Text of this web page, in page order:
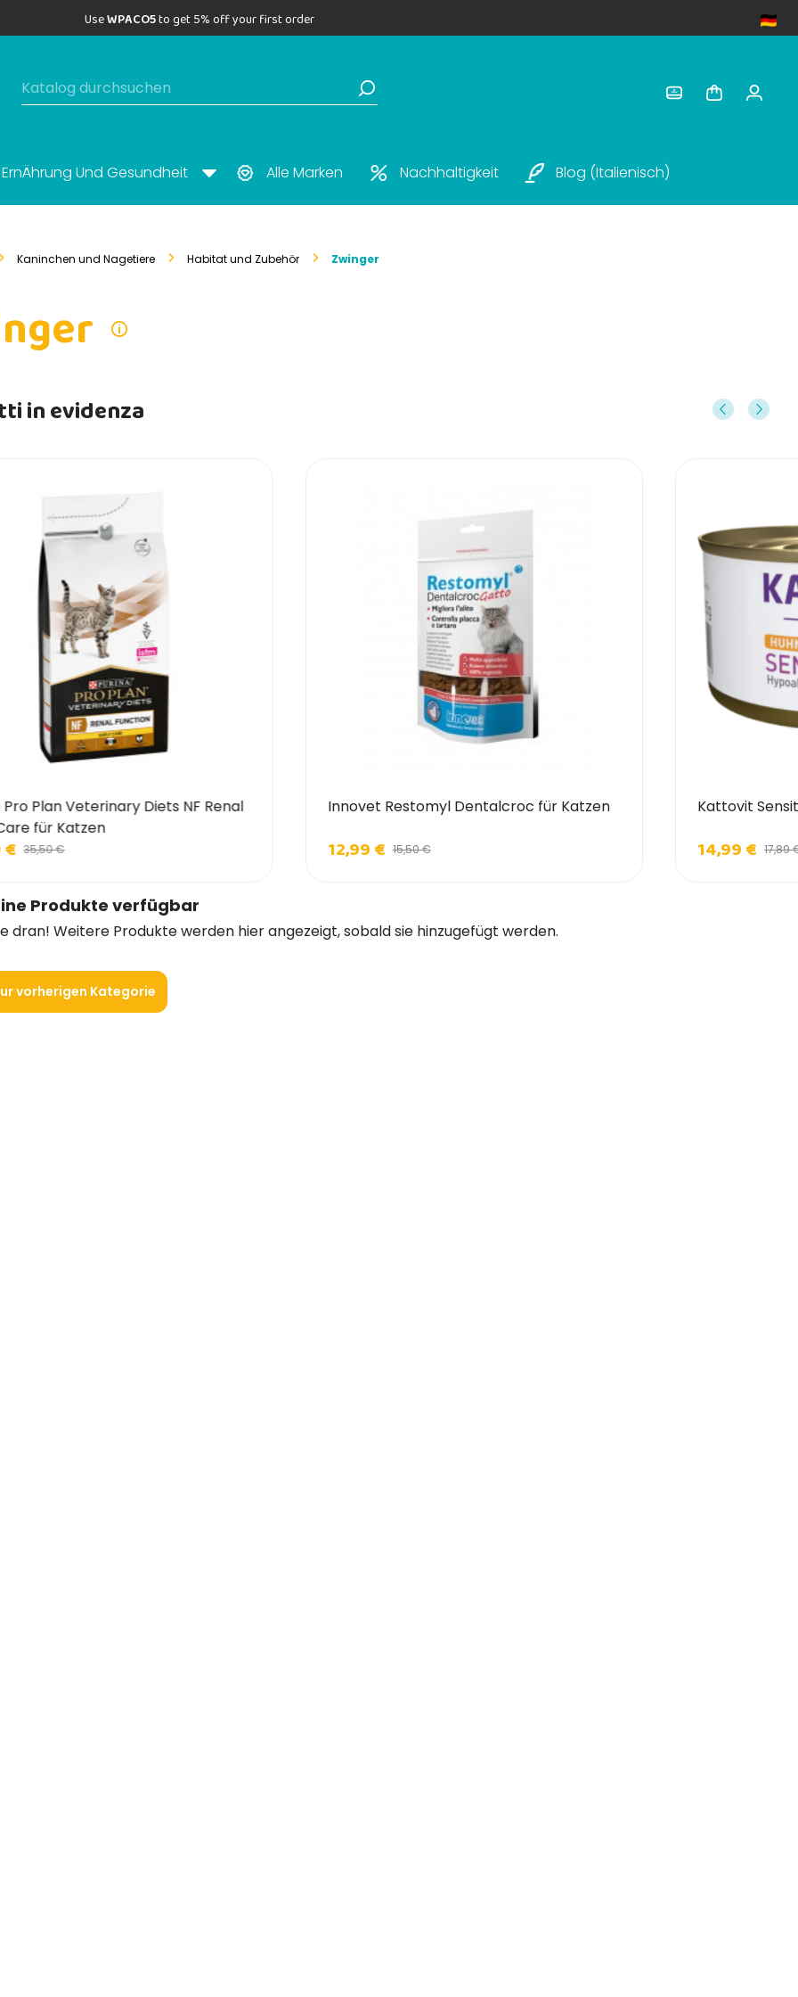
UseWPACO5to get 5% off your first order
ErnÄhrung Und Gesundheit Alle Marken Nachhaltigkeit Blog (italienisch)
Kaninchen und Nagetiere Habitat und Zubehör Zwinger
in evidenza
Pro Plan Veterinary Diets NF Renal
für Katzen
€ 35,50 €
Innovet Restomyl Dentalcroc für Katzen
12,99 € 15,50 €
Kattovit
14,99 € 17,89
Produkte verfügbar
dran! Weitere Produkte werden hier angezeigt, sobald sie hinzugefügt werden.
vorherigen Kategorie